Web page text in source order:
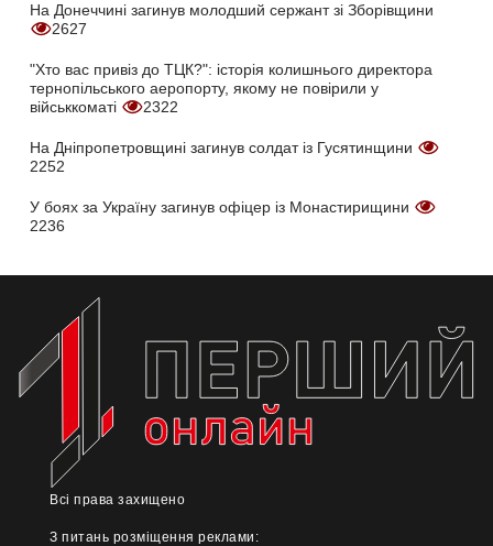
На Донеччині загинув молодший сержант зі Зборівщини
2627
"Хто вас привіз до ТЦК?": історія колишнього директора
тернопільського аеропорту, якому не повірили у
військкоматі
2322
На Дніпропетровщині загинув солдат із Гусятинщини
2252
У боях за Україну загинув офіцер із Монастирищини
2236
Всі права захищено
З питань розміщення реклами: